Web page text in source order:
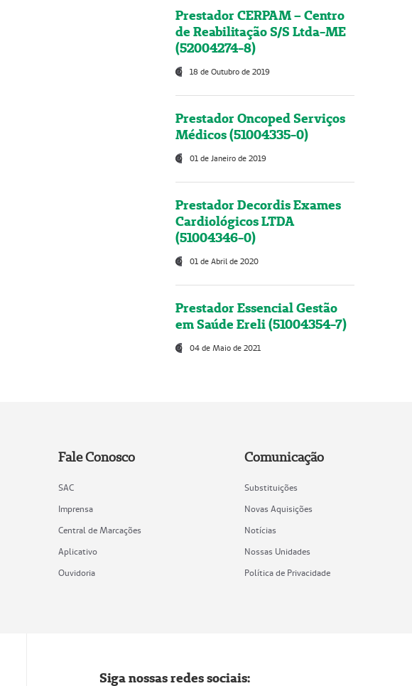
Prestador CERPAM – Centro
de Reabilitação S/S Ltda-ME
(52004274-8)
18 de Outubro de 2019
Prestador Oncoped Serviços
Médicos (51004335-0)
01 de Janeiro de 2019
Prestador Decordis Exames
Cardiológicos LTDA
(51004346-0)
01 de Abril de 2020
Prestador Essencial Gestão
em Saúde Ereli (51004354-7)
04 de Maio de 2021
Fale Conosco
SAC
Imprensa
Central de Marcações
Aplicativo
Ouvidoria
Comunicação
Substituições
Novas Aquisições
Notícias
Nossas Unidades
Política de Privacidade
Siga nossas redes sociais: